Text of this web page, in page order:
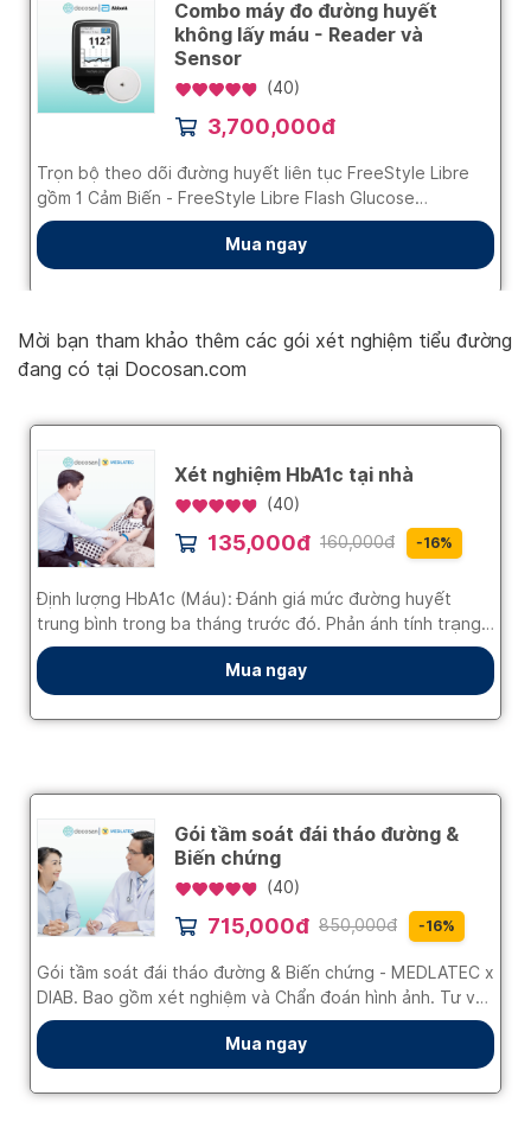
Mời bạn tham khảo thêm các gói xét nghiệm tiểu đường
đang có tại Docosan.com